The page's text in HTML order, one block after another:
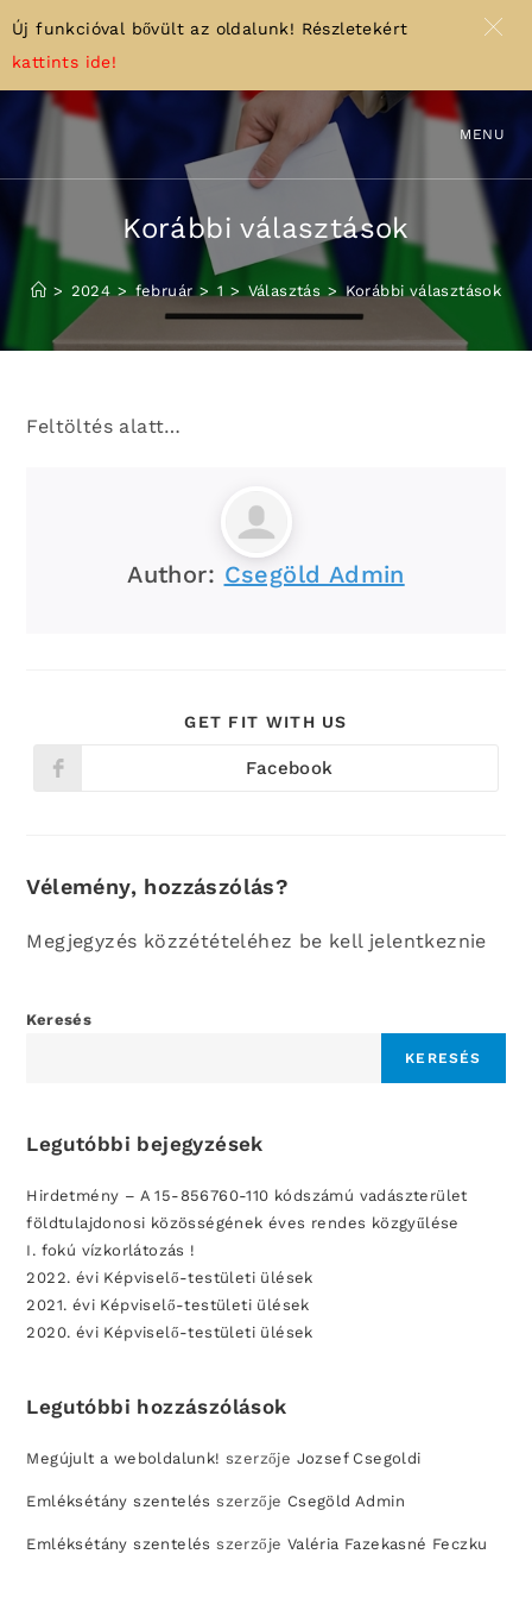
MENU
Korábbi választások
> 2024 > február > 1 > Választás > Korábbi választások
Feltöltés alatt…
Author: Csegöld Admin
GET FIT WITH US
Opens
Facebook
Vélemény, hozzászólás?
Megjegyzés közzétételéhez be kell jelentkeznie
Keresés
KERESÉS
Legutóbbi bejegyzések
Hirdetmény – A 15-856760-110 kódszámú vadászterület
földtulajdonosi közösségének éves rendes közgyűlése
I. fokú vízkorlátozás !
2022. évi Képviselő-testületi ülések
2021. évi Képviselő-testületi ülések
2020. évi Képviselő-testületi ülések
Legutóbbi hozzászólások
Megújult a weboldalunk! szerzője Jozsef Csegoldi
Emléksétány szentelés szerzője Csegöld Admin
Emléksétány szentelés szerzője Valéria Fazekasné Feczku
Új funkcióval bővült az oldalunk! Részletekért
kattints ide!